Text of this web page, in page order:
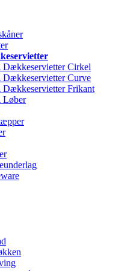
Cirkel
Curve
Frikant